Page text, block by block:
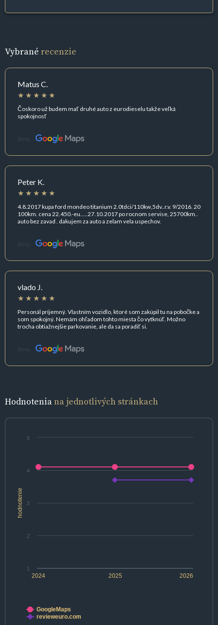
Vybrané recenzie
Matus C.
Čoskoro už budem mať druhé auto z eurodieselu takže veľká
spokojnosť
Zdroj:
Peter K.
4.8.2017 kupa ford mondeo titanium 2.0tdci/110kw,5dv..r.v. 9/2016. 20
100km. cena 22.450.-eu.....27.10.2017 po rocnom servise, 25700km..
auto bez zavad . dakujem za auto a zelam vela uspechov.
Zdroj:
vlado J.
Personál príjemný. Vlastním vozidlo, ktoré som zakúpil tu na pobočke a
som spokojný. Nemám ohľadom tohto miesta čo vytknúť. Možno
trocha obtiažnejšie parkovanie, ale da sa poradiť si.
Zdroj:
Hodnoteniana jednotlivých stránkach
hodnotenie
2024 2025 2026
1
2
3
4
5
GoogleMaps
revieweuro.com